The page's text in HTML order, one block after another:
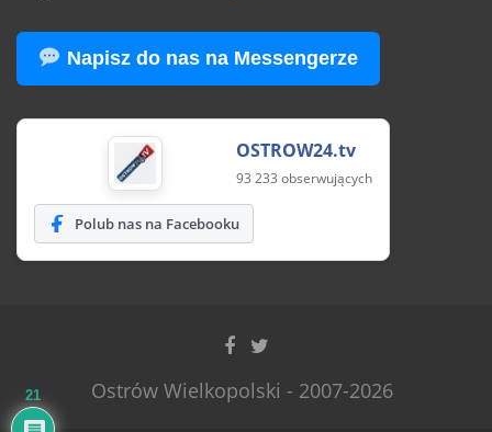
Napisz do nas na Messengerze
OSTROW24.tv
93 233 obserwujących
Polub nas na Facebooku
Ostrów Wielkopolski - 2007-2026
21